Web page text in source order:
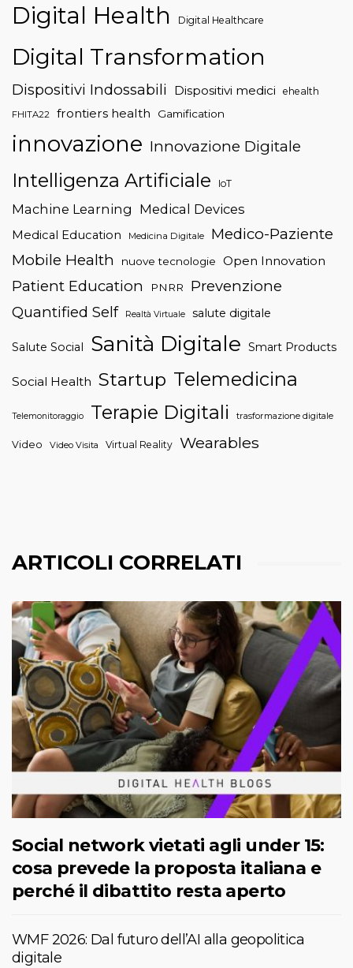
Digital Health Digital Healthcare
Digital Transformation
Dispositivi Indossabili Dispositivi medici ehealth
FHITA22 frontiers health Gamification
innovazione Innovazione Digitale
Intelligenza Artificiale IoT
Machine Learning Medical Devices
Medical Education Medicina Digitale
Medico-Paziente
Mobile Health
nuove tecnologie Open Innovation
Patient Education PNRR
Prevenzione
Quantified Self
Realtà Virtuale salute digitale
Salute Social Sanità Digitale Smart Products
Social Health Startup Telemedicina
Telemonitoraggio Terapie Digitali trasformazione digitale
Video Video Visita Virtual Reality Wearables
ARTICOLI CORRELATI
Social network vietati agli under 15:
cosa prevede la proposta italiana e
perché il dibattito resta aperto
WMF 2026: Dal futuro dell’AI alla geopolitica
digitale